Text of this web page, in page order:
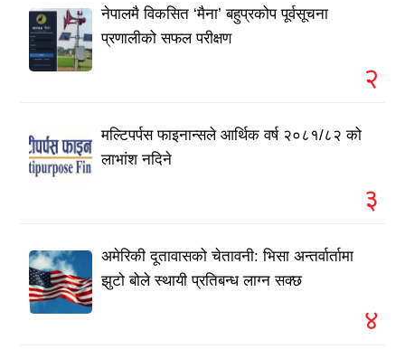
नेपालमै विकसित ‘मैना’ बहुप्रकोप पूर्वसूचना
प्रणालीको सफल परीक्षण
२
मल्टिपर्पस फाइनान्सले आर्थिक वर्ष २०८१/८२ को
लाभांश नदिने
३
अमेरिकी दूतावासको चेतावनी: भिसा अन्तर्वार्तामा
झुटो बोले स्थायी प्रतिबन्ध लाग्न सक्छ
४